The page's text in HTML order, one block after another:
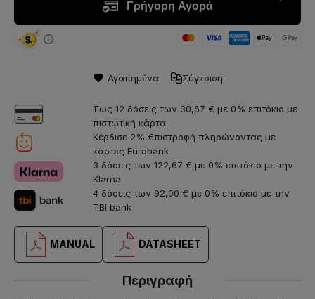
Αγαπημένα Σύγκριση
Έως 12 δόσεις των 30,67 € με 0% επιτόκιο με
πιστωτική κάρτα
Κέρδισε 2% €πιστροφή πληρώνοντας με
κάρτες Eurobank
3 δόσεις των 122,67 € με 0% επιτόκιο με την
Klarna
4 δόσεις των 92,00 € με 0% επιτόκιο με την
TBI bank
MANUAL DATASHEET
Περιγραφή